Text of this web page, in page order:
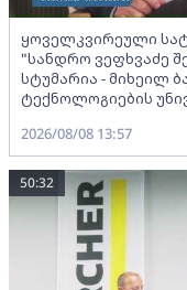
ყოველკვირეული
"სანდრო ვეფხვაძე
სტუმარია - მიხეილ
ტექნოლოგიების
2026/08/08 13:57
50:32